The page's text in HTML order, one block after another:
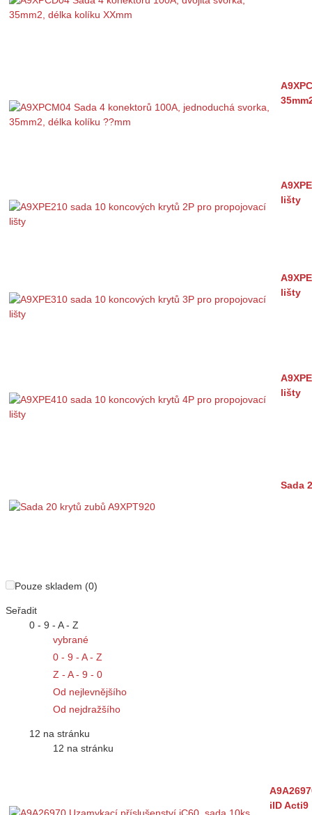
lišty
lišty
lišty
Sada
Pouze skladem (0)
Seřadit
0 - 9 - A - Z
vybrané
0 - 9 - A - Z
Z - A - 9 - 0
Od nejlevnějšího
Od nejdražšího
12 na stránku
12 na stránku
iID Acti9